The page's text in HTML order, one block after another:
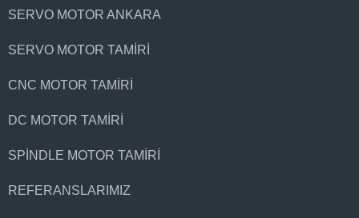
SERVO MOTOR ANKARA
SERVO MOTOR TAMIRI
CNC MOTOR TAMIRI
DC MOTOR TAMIRI
SPINDLE MOTOR TAMIRI
REFERANSLARIMIZ